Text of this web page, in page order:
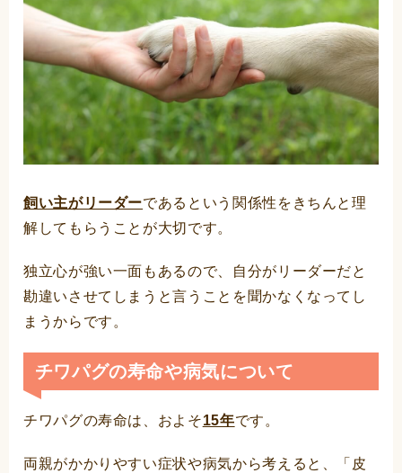
飼い主がリーダーであるという関係性をきちんと理
解してもらうことが大切です。
独立心が強い一面もあるので、自分がリーダーだと
勘違いさせてしまうと言うことを聞かなくなってし
まうからです。
チワパグの寿命や病気について
チワパグの寿命は、およそ15年です。
両親がかかりやすい症状や病気から考えると、「皮